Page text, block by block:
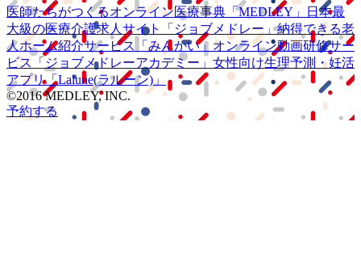
医師たちがつくるオンライン医療事典 「MEDLEY」
日本最
大級の医療介護求人サイト 「ジョブメドレー」納得できる老
人ホーム紹介サービス
「みんかい」 オンライン動画研修サー
ビス
「ジョブメドレーアカデミー」 女性向け生理予測・妊活
アプリ「Lalune(ラルーン)」
©2016 MEDLEY, INC.
予約する